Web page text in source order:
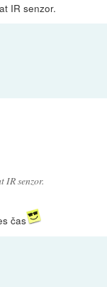
IR senzor.
IR senzor.
čas